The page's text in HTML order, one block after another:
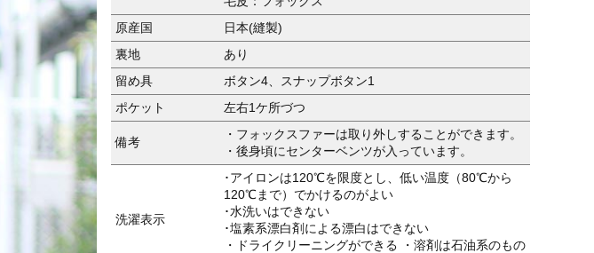
原産国
日本(縫製)
裏地
あり
留め具
ボタン4、スナップボタン1
ポケット
左右1ケ所づつ
備考
・フォックスファーは取り外しすることができます。
・後身頃にセンターベンツが入っています。
洗濯表示
･アイロンは120℃を限度とし、低い温度（80℃から
120℃まで）でかけるのがよい
･水洗いはできない
･塩素系漂白剤による漂白はできない
・ドライクリーニングができる ・溶剤は石油系のもの